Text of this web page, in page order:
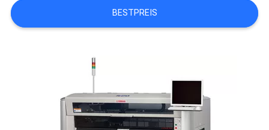
FORDERN
SIE
SITEMAP
BESTPREIS